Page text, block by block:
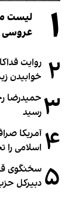
۱
عروسی
۲ خوابیدن
۳ حمیدرضا
رسید
۴ آمریکا
اسلامی را
۵ سخنگوی
دبیر‌کل